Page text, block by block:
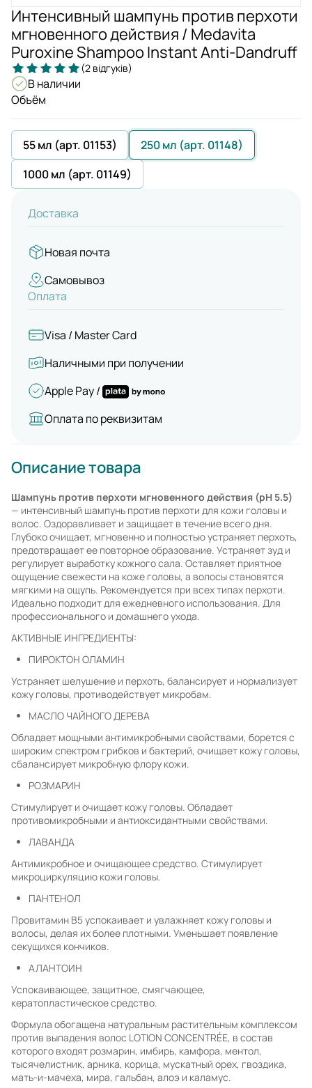
Интенсивный шампунь против перхоти
мгновенного действия / Medavita
Puroxine Shampoo Instant Anti-Dandruff
(2 відгуків)
В наличии
Объём
55 мл (арт. 01153)
250 мл (арт. 01148)
1000 мл (арт. 01149)
Доставка
Новая почта
Самовывоз
Оплата
Visa / Master Card
Наличными при получении
Apple Pay /
Оплата по реквизитам
Описание товара
Шампунь против перхоти мгновенного действия (pH 5.5)
— интенсивный шампунь против перхоти для кожи головы и
волос. Оздоравливает и защищает в течение всего дня.
Глубоко очищает, мгновенно и полностью устраняет перхоть,
предотвращает ее повторное образование. Устраняет зуд и
регулирует выработку кожного сала. Оставляет приятное
ощущение свежести на коже головы, а волосы становятся
мягкими на ощупь. Рекомендуется при всех типах перхоти.
Идеально подходит для ежедневного использования. Для
профессионального и домашнего ухода.
АКТИВНЫЕ ИНГРЕДИЕНТЫ:
ПИРОКТОН ОЛАМИН
Устраняет шелушение и перхоть, балансирует и нормализует
кожу головы, противодействует микробам.
МАСЛО ЧАЙНОГО ДЕРЕВА
Обладает мощными антимикробными свойствами, борется с
широким спектром грибков и бактерий, очищает кожу головы,
сбалансирует микробную флору кожи.
РОЗМАРИН
Стимулирует и очищает кожу головы. Обладает
противомикробными и антиоксидантными свойствами.
ЛАВАНДА
Антимикробное и очищающее средство. Стимулирует
микроциркуляцию кожи головы.
ПАНТЕНОЛ
Провитамин В5 успокаивает и увлажняет кожу головы и
волосы, делая их более плотными. Уменьшает появление
секущихся кончиков.
АЛАНТОИН
Успокаивающее, защитное, смягчающее,
кератопластическое средство.
Формула обогащена натуральным растительным комплексом
против выпадения волос LOTION CONCENTRÉE, в состав
которого входят розмарин, имбирь, камфора, ментол,
тысячелистник, арника, корица, мускатный орех, гвоздика,
мать-и-мачеха, мира, гальбан, алоэ и каламус.